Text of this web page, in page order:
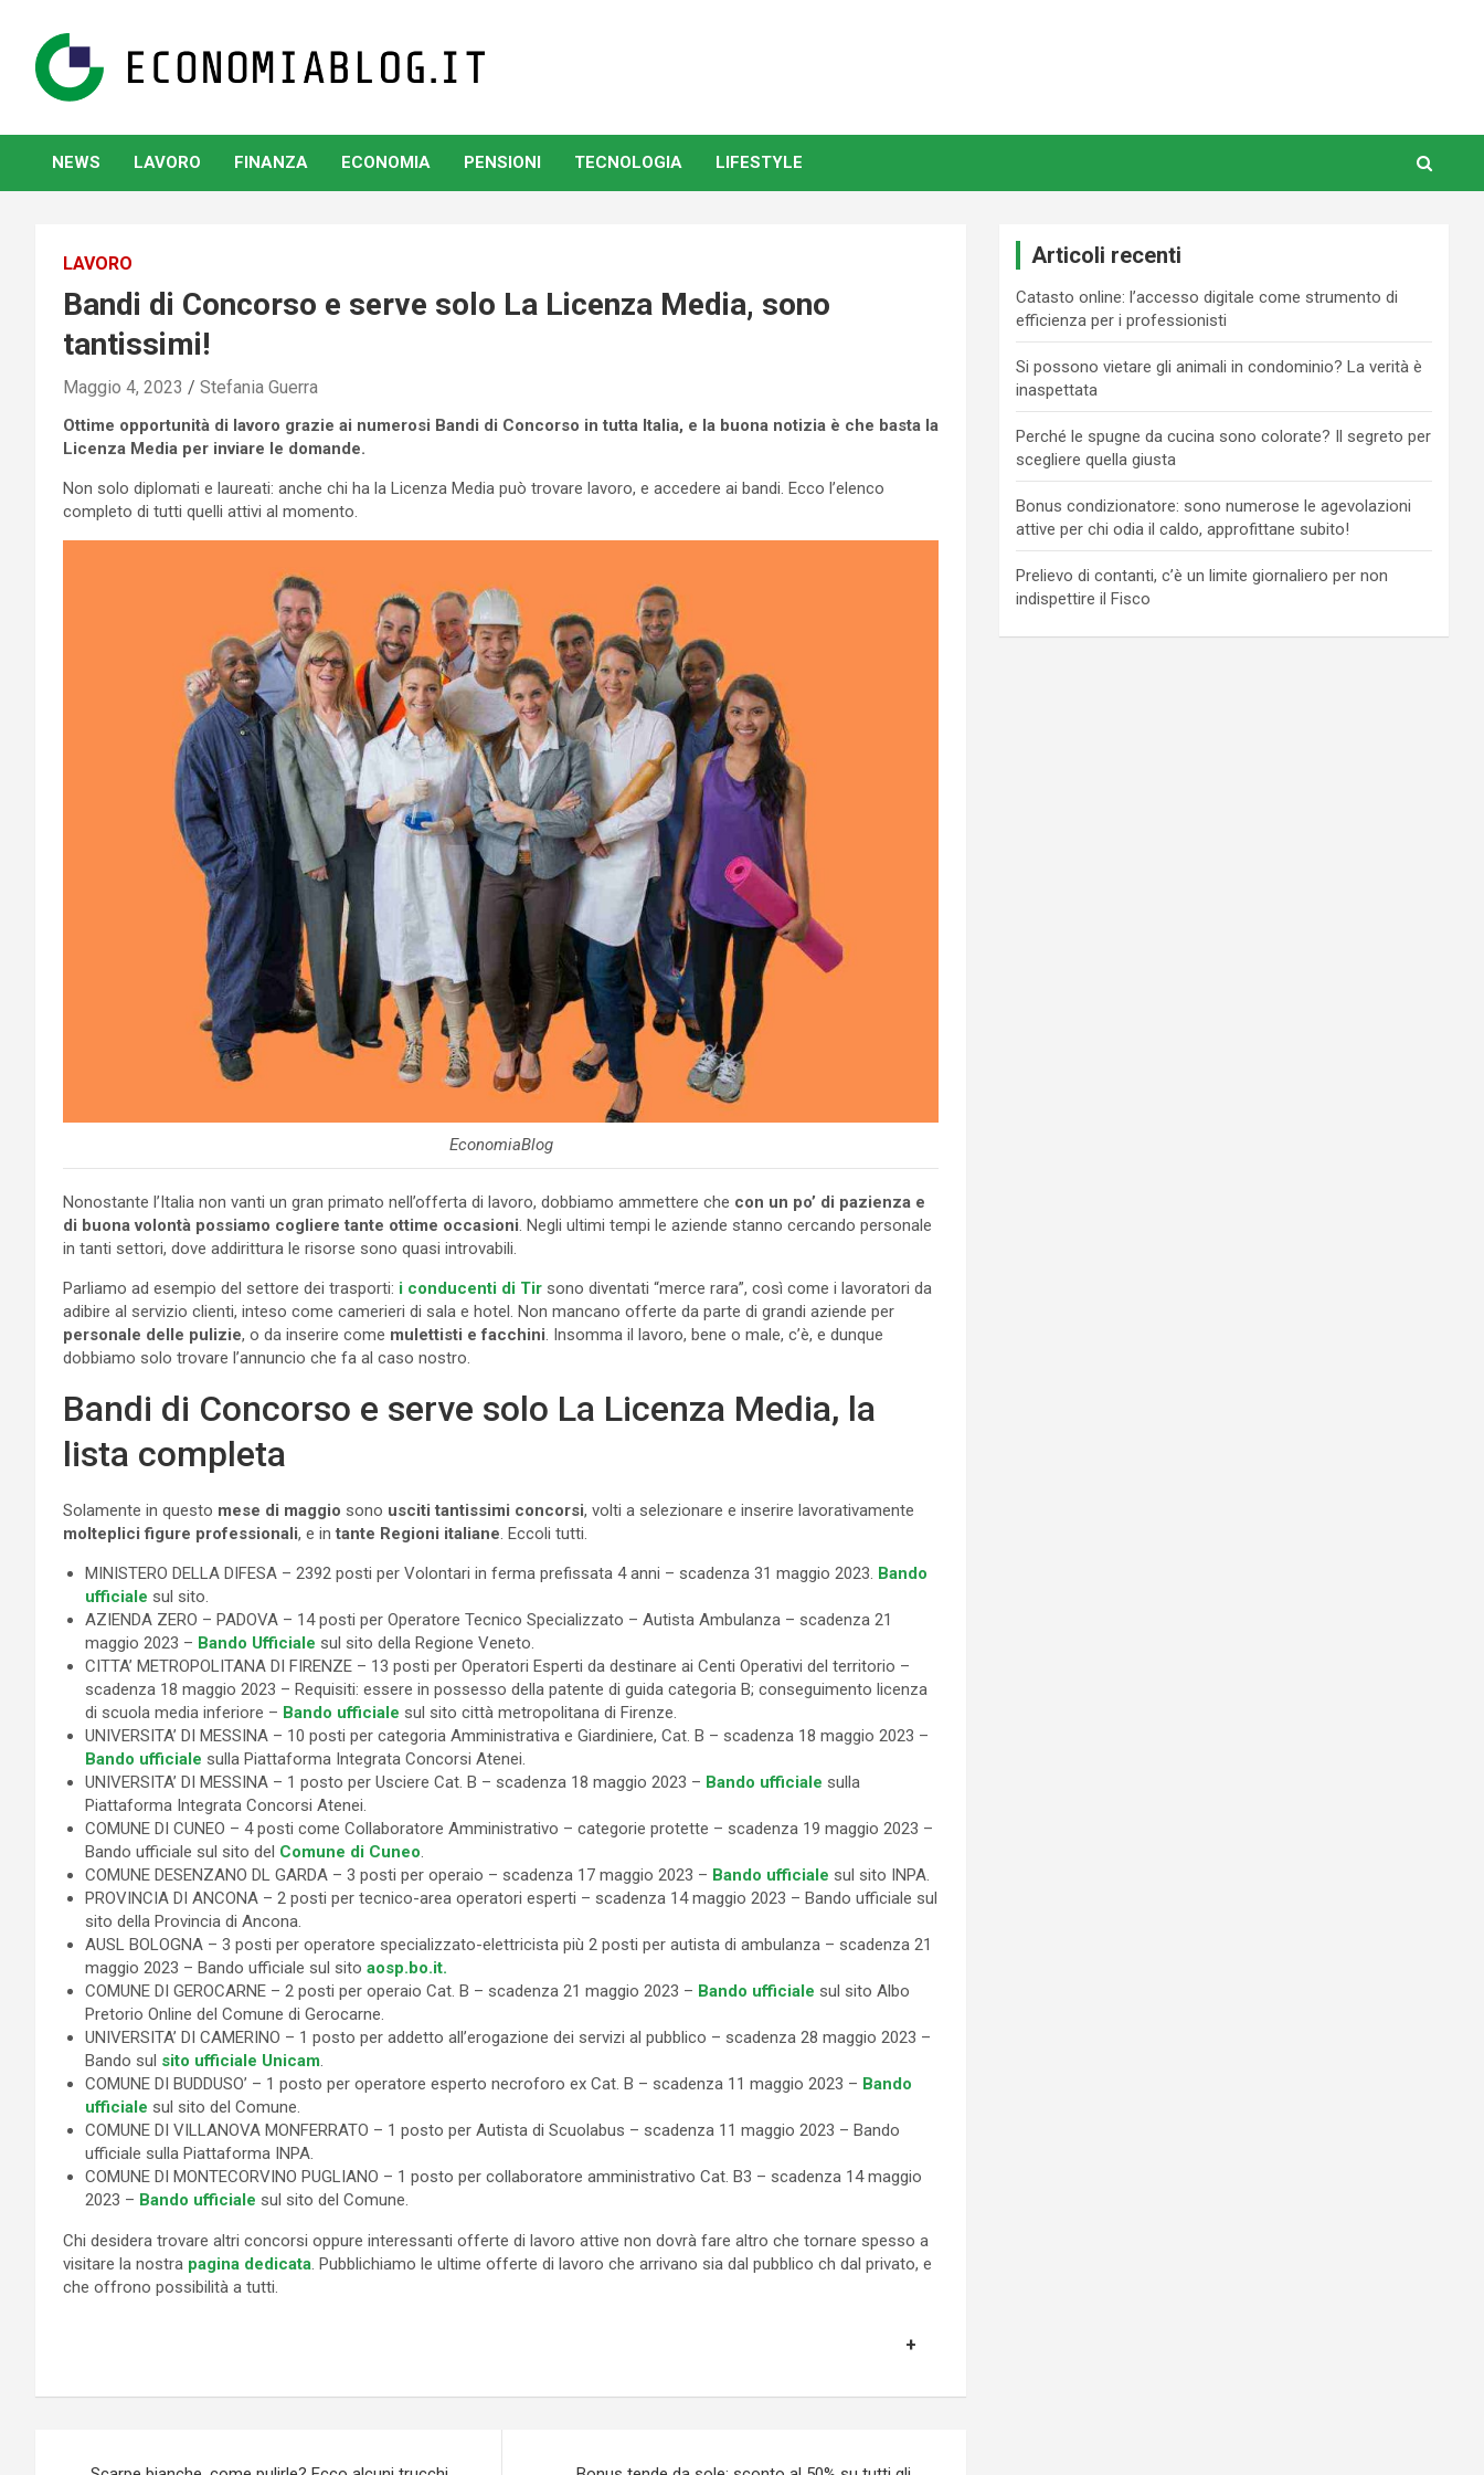
content
www.economiablog.it
NEWS LAVORO FINANZA ECONOMIA PENSIONI TECNOLOGIA LIFESTYLE
LAVORO
Bandi di Concorso e serve solo La Licenza Media, sono
tantissimi!
Maggio 4, 2023 Stefania Guerra
Ottime opportunità di lavoro grazie ai numerosi Bandi di Concorso in tutta Italia, e la buona notizia è che basta la
Licenza Media per inviare le domande.
Non solo diplomati e laureati: anche chi ha la Licenza Media può trovare lavoro, e accedere ai bandi. Ecco l’elenco
completo di tutti quelli attivi al momento.
EconomiaBlog
Nonostante l’Italia non vanti un gran primato nell’offerta di lavoro, dobbiamo ammettere che con un po’ di pazienza e
di buona volontà possiamo cogliere tante ottime occasioni. Negli ultimi tempi le aziende stanno cercando personale
in tanti settori, dove addirittura le risorse sono quasi introvabili.
Parliamo ad esempio del settore dei trasporti: i conducenti di Tir sono diventati “merce rara”, così come i lavoratori da
adibire al servizio clienti, inteso come camerieri di sala e hotel. Non mancano offerte da parte di grandi aziende per
personale delle pulizie, o da inserire come mulettisti e facchini. Insomma il lavoro, bene o male, c’è, e dunque
dobbiamo solo trovare l’annuncio che fa al caso nostro.
Bandi di Concorso e serve solo La Licenza Media, la
lista completa
Solamente in questo mese di maggio sono usciti tantissimi concorsi, volti a selezionare e inserire lavorativamente
molteplici figure professionali, e intante Regioni italiane. Eccoli tutti.
MINISTERO DELLA DIFESA – 2392 posti per Volontari in ferma prefissata 4 anni – scadenza 31 maggio 2023. Bando
ufficiale sul sito.
AZIENDA ZERO – PADOVA – 14 posti per Operatore Tecnico Specializzato – Autista Ambulanza – scadenza 21
maggio 2023 – Bando Ufficiale sul sito della Regione Veneto.
CITTA’ METROPOLITANA DI FIRENZE – 13 posti per Operatori Esperti da destinare ai Centi Operativi del territorio –
scadenza 18 maggio 2023 – Requisiti: essere in possesso della patente di guida categoria B; conseguimento licenza
di scuola media inferiore – Bando ufficiale sul sito città metropolitana di Firenze.
UNIVERSITA’ DI MESSINA – 10 posti per categoria Amministrativa e Giardiniere, Cat. B – scadenza 18 maggio 2023 –
Bando ufficiale sulla Piattaforma Integrata Concorsi Atenei.
UNIVERSITA’ DI MESSINA – 1 posto per Usciere Cat. B – scadenza 18 maggio 2023 – Bando ufficiale sulla
Piattaforma Integrata Concorsi Atenei.
COMUNE DI CUNEO – 4 posti come Collaboratore Amministrativo – categorie protette – scadenza 19 maggio 2023 –
Bando ufficiale sul sito del Comune di Cuneo.
COMUNE DESENZANO DL GARDA – 3 posti per operaio – scadenza 17 maggio 2023 – Bando ufficiale sul sito INPA.
PROVINCIA DI ANCONA – 2 posti per tecnico-area operatori esperti – scadenza 14 maggio 2023 – Bando ufficiale sul
sito della Provincia di Ancona.
AUSL BOLOGNA – 3 posti per operatore specializzato-elettricista più 2 posti per autista di ambulanza – scadenza 21
maggio 2023 – Bando ufficiale sul sito aosp.bo.it.
COMUNE DI GEROCARNE – 2 posti per operaio Cat. B – scadenza 21 maggio 2023 – Bando ufficiale sul sito Albo
Pretorio Online del Comune di Gerocarne.
UNIVERSITA’ DI CAMERINO – 1 posto per addetto all’erogazione dei servizi al pubblico – scadenza 28 maggio 2023 –
Bando sul sito ufficiale Unicam.
COMUNE DI BUDDUSO’ – 1 posto per operatore esperto necroforo ex Cat. B – scadenza 11 maggio 2023 – Bando
ufficiale sul sito del Comune.
COMUNE DI VILLANOVA MONFERRATO – 1 posto per Autista di Scuolabus – scadenza 11 maggio 2023 – Bando
ufficiale sulla Piattaforma INPA.
COMUNE DI MONTECORVINO PUGLIANO – 1 posto per collaboratore amministrativo Cat. B3 – scadenza 14 maggio
2023 – Bando ufficiale sul sito del Comune.
Chi desidera trovare altri concorsi oppure interessanti offerte di lavoro attive non dovrà fare altro che tornare spesso a
visitare la nostra pagina dedicata. Pubblichiamo le ultime offerte di lavoro che arrivano sia dal pubblico ch dal privato, e
che offrono possibilità a tutti.
Articoli recenti
Catasto online: l’accesso digitale come strumento di
efficienza per i professionisti
Si possono vietare gli animali in condominio? La verità è
inaspettata
Perché le spugne da cucina sono colorate? Il segreto per
scegliere quella giusta
Bonus condizionatore: sono numerose le agevolazioni
attive per chi odia il caldo, approfittane subito!
Prelievo di contanti, c’è un limite giornaliero per non
indispettire il Fisco